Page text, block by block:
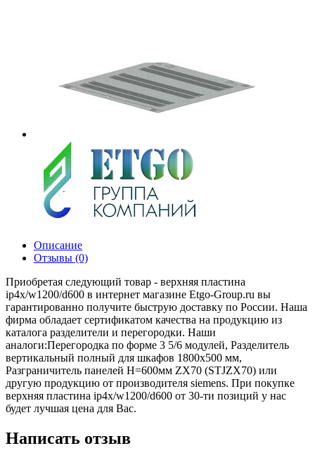
Описание
Отзывы (0)
Приобретая следующий товар - верхняя пластина
ip4x/w1200/d600 в интернет магазине Etgo-Group.ru вы
гарантированно получите быструю доставку по России. Наша
фирма обладает сертификатом качества на продукцию из
каталога разделители и перегородки. Наши
аналоги:Перегородка по форме 3 5/6 модулей, Разделитель
вертикальный полный для шкафов 1800х500 мм,
Разграничитель панелей Н=600мм ZX70 (STJZX70) или
другую продукцию от производителя siemens. При покупке
верхняя пластина ip4x/w1200/d600 от 30-ти позиций у нас
будет лучшая цена для Вас.
Написать отзыв